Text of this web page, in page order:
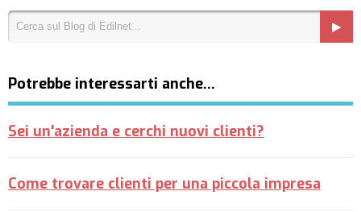
Potrebbe interessarti anche…
Sei un'azienda e cerchi nuovi clienti?
Come trovare clienti per una piccola impresa